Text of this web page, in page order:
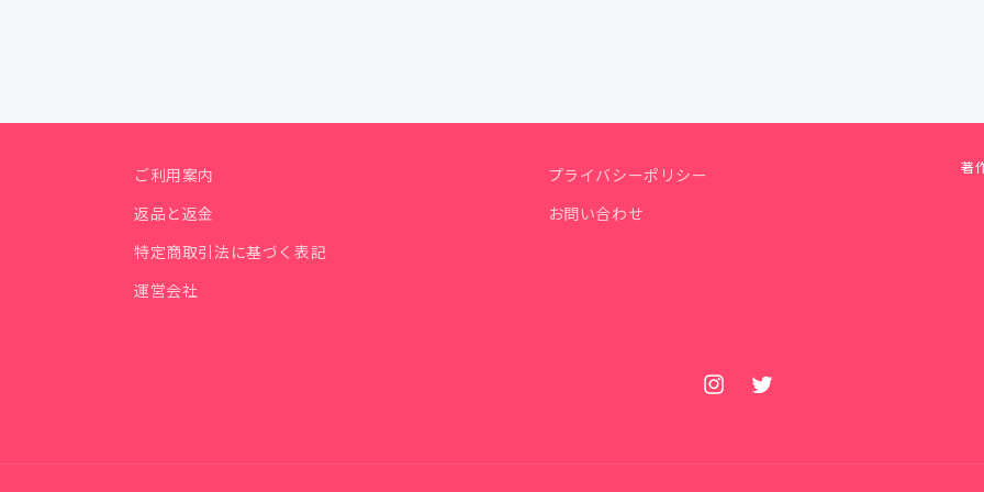
ご利用案内
返品と返金
特定商取引法に基づく表記
運営会社
プライバシーポリシー
お問い合わせ
著
InstagramTwitter